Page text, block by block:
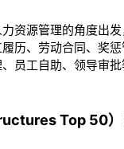
资源管理的角度出
历、劳动合同、奖
员工自助、领导审批
Top 50）